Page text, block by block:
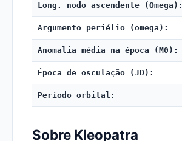
Long. nodo ascendente (Omega):
Argumento periélio (omega):
Anomalia média na época (M0):
Época de osculação (JD):
Período orbital:
Sobre Kleopatra